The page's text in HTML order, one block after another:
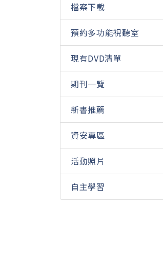
檔案下載
預約多功能視聽室
現有DVD清單
期刊一覽
新書推薦
資安專區
活動照片
自主學習